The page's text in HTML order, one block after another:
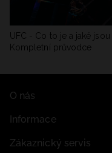
UFC - Co to je a jaké
Kompletní průvodce
O nás
Informace
Zákaznický servis